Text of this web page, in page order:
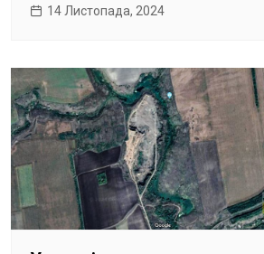
14 Листопада, 2024